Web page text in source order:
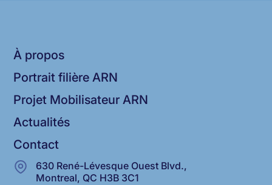
À propos
Portrait filière ARN
Projet Mobilisateur ARN
Actualités
Contact
630 René-Lévesque Ouest Blvd.,
Montreal, QC H3B 3C1